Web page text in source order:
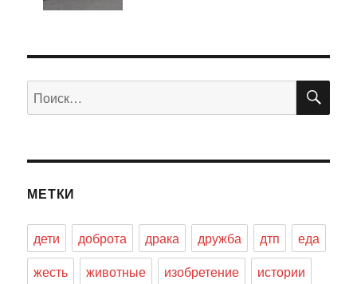
Искать:
МЕТКИ
дети доброта драка дружба дтп
еда
жесть
животные изобретение
истории